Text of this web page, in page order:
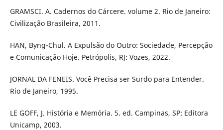
GRAMSCI. A. Cadernos do Cárcere. volume 2. Rio de Janeiro:
Civilização Brasileira, 2011.
HAN, Byng-Chul. A Expulsão do Outro: Sociedade, Percepção
e Comunicação Hoje. Petrópolis, RJ: Vozes, 2022.
JORNAL DA FENEIS. Você Precisa ser Surdo para Entender.
Rio de Janeiro, 1995.
LE GOFF, J. História e Memória. 5. ed. Campinas, SP: Editora
Unicamp, 2003.